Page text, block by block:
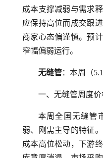
成本支撑减弱与需求
应保持高位而成交跟
商家心态偏谨慎。预
窄幅偏弱运行。
无缝管：本周（
一、无缝管周度价
本周全国无缝管
弱、刚需主导的特征
成本高位松动，下游